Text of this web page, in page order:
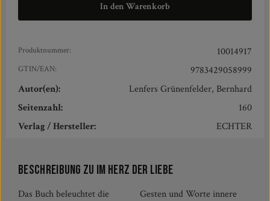
In den Warenkorb
Produktnummer: 10014917
GTIN/EAN:
9783429058999
Autor(en):
Lenfers Grünenfelder, Bernhard
Seitenzahl:
160
Verlag / Hersteller:
ECHTER
Beschreibung zu Im Herz der Liebe
Das Buch beleuchtet die
Gesten und Worte innere